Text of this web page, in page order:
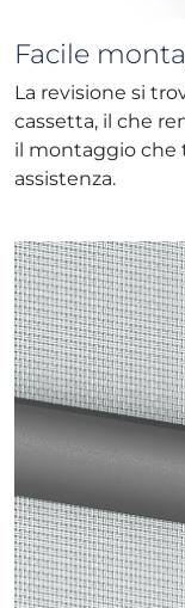
Facile
La revisione si
cassetta, il che
il montaggio che
assistenza.